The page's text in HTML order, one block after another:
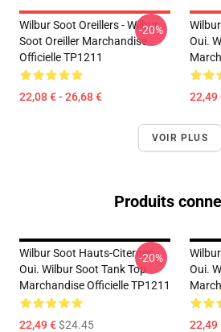
Wilbur Soot Oreillers - Wilbur
Soot Oreiller Marchandise
Officielle TP1211
22,08 € - 26,68 €
-20%
Oui.
22,49
VOIR PLUS
Produits
Wilbur Soot Hauts-Citernes -
Oui. Wilbur Soot Tank Top
Marchandise Officielle TP1211
22,49 €$24.45
-20%
Oui.
22,49